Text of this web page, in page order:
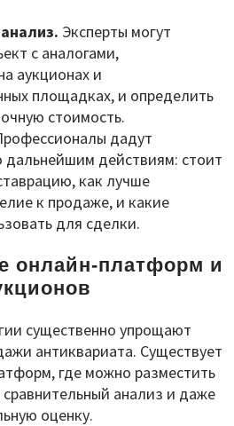
Эксперты могут
с аналогами,
аукционах и
площадках, и определить
стоимость.
дадут
дальнейшим действиям: стоит
как лучше
к продаже, и какие
для сделки.
онлайн-платформ и
существенно упрощают
антиквариата. Существует
где можно разместить
анализ и даже
оценку.